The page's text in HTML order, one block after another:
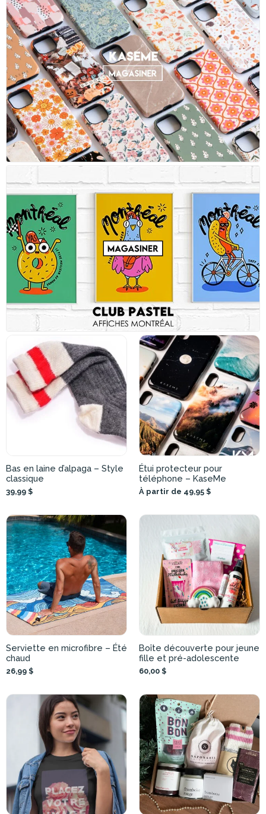
Bas en laine d’alpaga – Style
classique
39,99 $
Étui protecteur pour
téléphone – KaseMe
À partir de 49,95 $
Serviette en microfibre – Été
chaud
26,99 $
Boîte découverte pour jeune
fille et pré-adolescente
60,00 $